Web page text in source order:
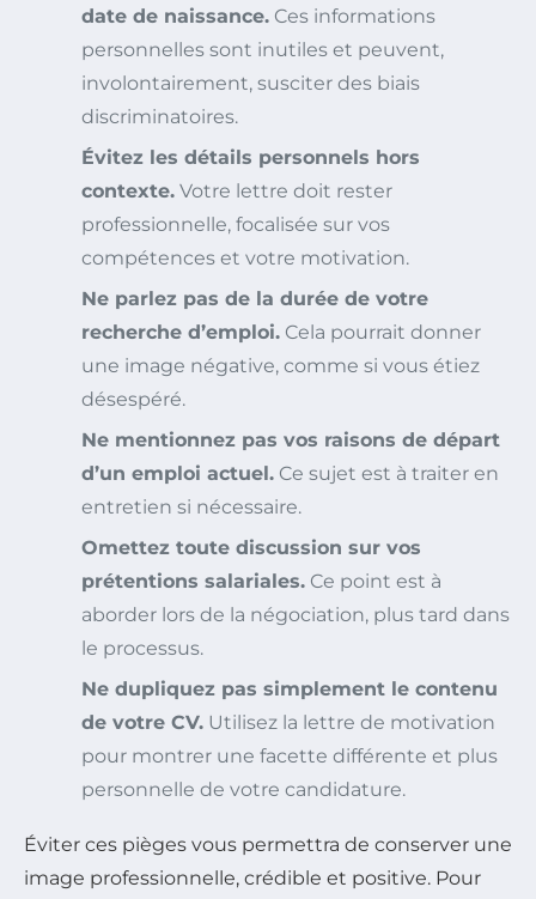
date de naissance. Ces informations
personnelles sont inutiles et peuvent,
involontairement, susciter des biais
discriminatoires.
Évitez les détails personnels hors
contexte. Votre lettre doit rester
professionnelle, focalisée sur vos
compétences et votre motivation.
Ne parlez pas de la durée de votre
recherche d’emploi. Cela pourrait donner
une image négative, comme si vous étiez
désespéré.
Ne mentionnez pas vos raisons de départ
d’un emploi actuel. Ce sujet est à traiter en
entretien si nécessaire.
Omettez toute discussion sur vos
prétentions salariales. Ce point est à
aborder lors de la négociation, plus tard dans
le processus.
Ne dupliquez pas simplement le contenu
de votre CV. Utilisez la lettre de motivation
pour montrer une facette différente et plus
personnelle de votre candidature.
Éviter ces pièges vous permettra de conserver une
image professionnelle, crédible et positive. Pour